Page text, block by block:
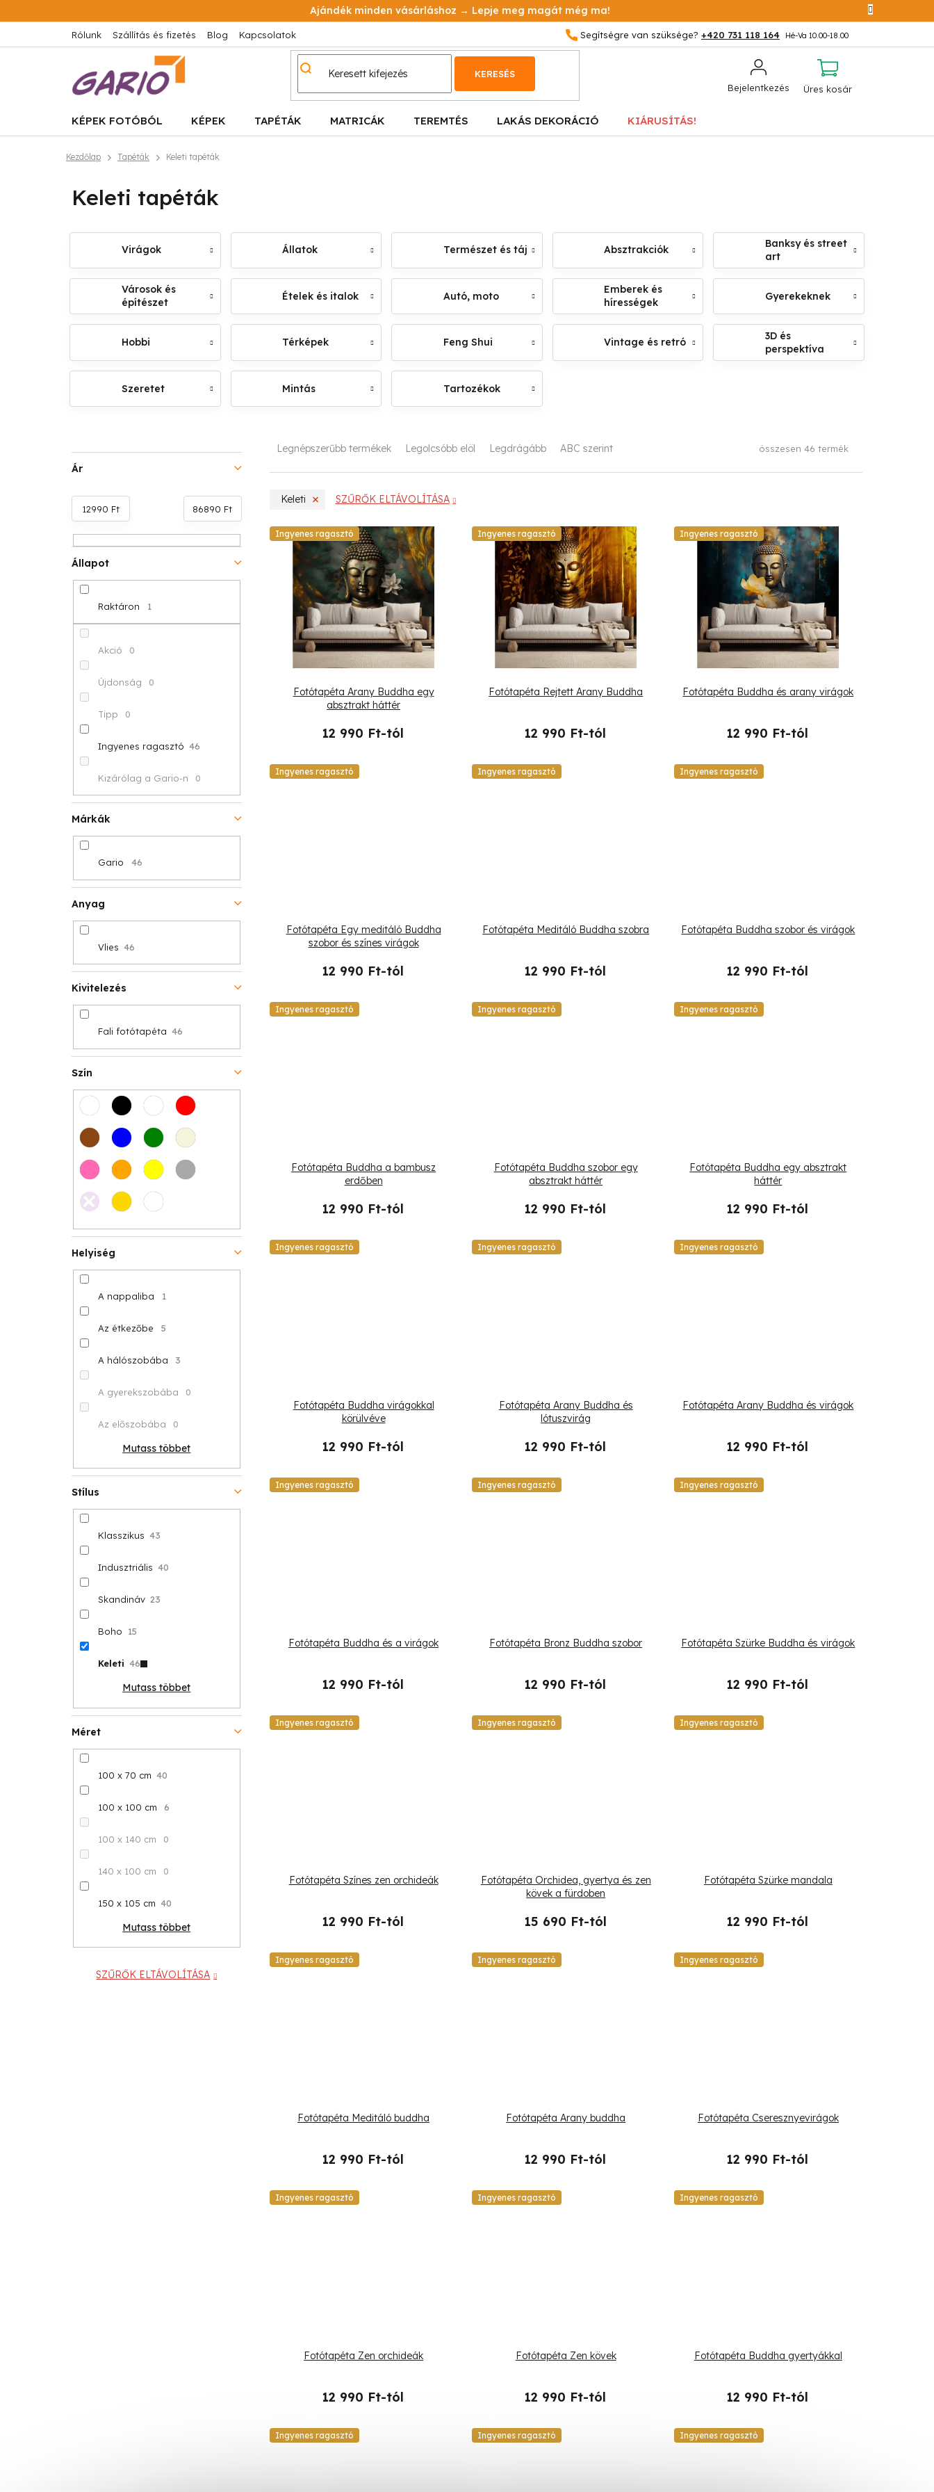
a
tartalomhoz
Ajándék minden vásárláshoz → Lepje meg magát még ma!
+420 731 118 164
Rólunk Szállítás és fizetés Blog Kapcsolatok
Bejelentkezés
KERESÉS
KOSÁR
Üres kosár
KÉPEK FOTÓBÓL KÉPEK TAPÉTÁK MATRICÁK TEREMTÉS LAKÁS DEKORÁCIÓ KIÁRUSÍTÁS!
Kezdőlap Tapéták Keleti tapéták
Keleti tapéták
Virágok Állatok Természet és táj Absztrakciók
Banksy és street
art
Városok és
építészet
Ételek és italok Autó, moto
Emberek és
hírességek
Gyerekeknek
Hobbi Térképek Feng Shui Vintage és retró
3D és
perspektíva
Szeretet Mintás Tartozékok
l
d
a
l
s
ó
p
a
e
Ár
12990 Ft 86890 Ft
Állapot
Raktáron 1
Akció 0
Újdonság 0
Tipp 0
Ingyenes ragasztó 46
Kizárólag a Gario-n 0
Márkák
Gario 46
Anyag
Vlies 46
Kivitelezés
Fali fotótapéta 46
Szín
Méret
100 x 70 cm 40
100 x 100 cm 6
100 x 140 cm 0
140 x 100 cm 0
150 x 105 cm 40
Mutass többet
Helyiség
A nappaliba 1
Az étkezőbe 5
A hálószobába 3
A gyerekszobába 0
Az előszobába 0
Mutass többet
Stílus
Klasszikus 43
Indusztriális 40
Skandináv 23
Boho 15
Keleti 46
Mutass többet
SZŰRŐK ELTÁVOLÍTÁSA
T
é
e
Legnépszerűbb termékek Legolcsóbb elöl Legdrágább ABC szerint összesen 46 termék
Keleti SZŰRŐK ELTÁVOLÍTÁSA
T
i
Ingyenes ragasztó
Fotótapéta Arany Buddha egy
absztrakt háttér
12 990 Ft-tól
Ingyenes ragasztó
Fotótapéta Rejtett Arany Buddha
12 990 Ft-tól
Ingyenes ragasztó
Fotótapéta Buddha és arany virágok
12 990 Ft-tól
Ingyenes ragasztó
Fotótapéta Egy meditáló Buddha
szobor és színes virágok
12 990 Ft-tól
Ingyenes ragasztó
Fotótapéta Meditáló Buddha szobra
12 990 Ft-tól
Ingyenes ragasztó
Fotótapéta Buddha szobor és virágok
12 990 Ft-tól
Ingyenes ragasztó
Fotótapéta Buddha a bambusz
erdőben
12 990 Ft-tól
Ingyenes ragasztó
Fotótapéta Buddha szobor egy
absztrakt háttér
12 990 Ft-tól
Ingyenes ragasztó
Fotótapéta Buddha egy absztrakt
háttér
12 990 Ft-tól
Ingyenes ragasztó
Fotótapéta Buddha virágokkal
körülvéve
12 990 Ft-tól
Ingyenes ragasztó
Fotótapéta Arany Buddha és
lótuszvirág
12 990 Ft-tól
Ingyenes ragasztó
Fotótapéta Arany Buddha és virágok
12 990 Ft-tól
Ingyenes ragasztó
Fotótapéta Buddha és a virágok
12 990 Ft-tól
Ingyenes ragasztó
Fotótapéta Bronz Buddha szobor
12 990 Ft-tól
Ingyenes ragasztó
Fotótapéta Szürke Buddha és virágok
12 990 Ft-tól
Ingyenes ragasztó
Fotótapéta Színes zen orchideák
12 990 Ft-tól
Ingyenes ragasztó
Fotótapéta Orchidea, gyertya és zen
kövek a fürdoben
15 690 Ft-tól
Ingyenes ragasztó
Fotótapéta Szürke mandala
12 990 Ft-tól
Ingyenes ragasztó
Fotótapéta Meditáló buddha
12 990 Ft-tól
Ingyenes ragasztó
Fotótapéta Arany buddha
12 990 Ft-tól
Ingyenes ragasztó
Fotótapéta Cseresznyevirágok
12 990 Ft-tól
Ingyenes ragasztó
Fotótapéta Zen orchideák
12 990 Ft-tól
Ingyenes ragasztó
Fotótapéta Zen kövek
12 990 Ft-tól
Ingyenes ragasztó
Fotótapéta Buddha gyertyákkal
12 990 Ft-tól
Ingyenes ragasztó Ingyenes ragasztó Ingyenes ragasztó